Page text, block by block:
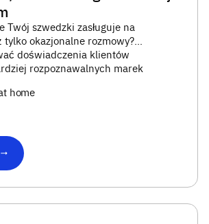
Twój szwedzki zasługuje na
okazjonalne rozmowy?
doświadczenia klientów
rozpoznawalnych marek
home